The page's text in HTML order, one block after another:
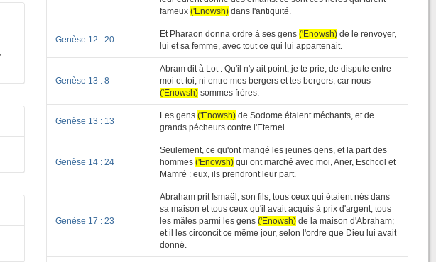
fameux ('Enowsh) dans l'antiquité.
Genèse 12 : 20
Et Pharaon donna ordre à ses gens ('Enowsh) de le renvoyer,
lui et sa femme, avec tout ce qui lui appartenait.
Genèse 13 : 8
Abram dit à Lot : Qu'il n'y ait point, je te prie, de dispute entre
moi et toi, ni entre mes bergers et tes bergers; car nous
('Enowsh) sommes frères.
Genèse 13 : 13
Les gens ('Enowsh) de Sodome étaient méchants, et de
grands pécheurs contre l'Eternel.
Genèse 14 : 24
Seulement, ce qu'ont mangé les jeunes gens, et la part des
hommes ('Enowsh) qui ont marché avec moi, Aner, Eschcol et
Mamré : eux, ils prendront leur part.
Genèse 17 : 23
Abraham prit Ismaël, son fils, tous ceux qui étaient nés dans
sa maison et tous ceux qu'il avait acquis à prix d'argent, tous
les mâles parmi les gens ('Enowsh) de la maison d'Abraham;
et il les circoncit ce même jour, selon l'ordre que Dieu lui avait
donné.